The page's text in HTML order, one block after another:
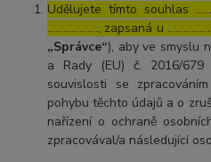
Udělujete tímto souhlas
………………., zapsaná u
„Správce“), aby ve smyslu
a Rady (EU) č. 2016/
souvislosti se
pohybu těchto údajů a o
nařízení o ochraně
zpracovával/a následující